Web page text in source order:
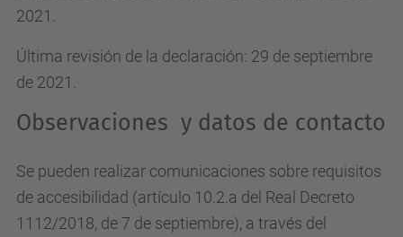
2021.
Última revisión de la declaración: 29 de septiembre
de 2021.
Observaciones y datos de contacto
Se pueden realizar comunicaciones sobre requisitos
de accesibilidad (artículo 10.2.a del Real Decreto
1112/2018, de 7 de septiembre), a través del